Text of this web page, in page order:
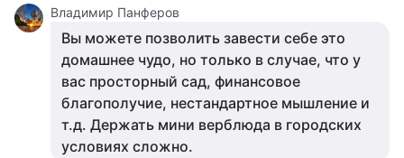
Владимир Панферов
Вы можете позволить завести себе это
домашнее чудо, но только в случае, что у
вас просторный сад, финансовое
благополучие, нестандартное мышление и
т.д. Держать мини верблюда в городских
условиях сложно.